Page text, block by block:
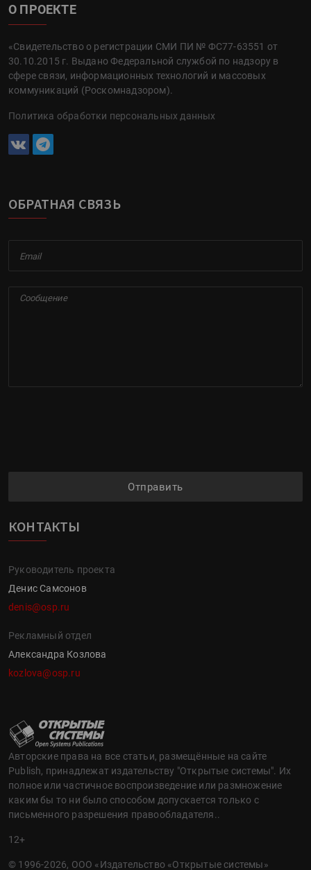
О ПРОЕКТЕ
«Свидетельство о регистрации СМИ ПИ № ФС77-63551 от
30.10.2015 г. Выдано Федеральной службой по надзору в
сфере связи, информационных технологий и массовых
коммуникаций (Роскомнадзором).
Политика обработки персональных данных
ОБРАТНАЯ СВЯЗЬ
Отправить
КОНТАКТЫ
Руководитель проекта
Денис Самсонов
denis@osp.ru
Рекламный отдел
Александра Козлова
kozlova@osp.ru
Авторские права на все статьи, размещённые на сайте
Publish, принадлежат издательству "Открытые системы". Их
полное или частичное воспроизведение или размножение
каким бы то ни было способом допускается только с
письменного разрешения правообладателя..
12+
© 1996-2026, ООО «Издательство «Открытые системы»